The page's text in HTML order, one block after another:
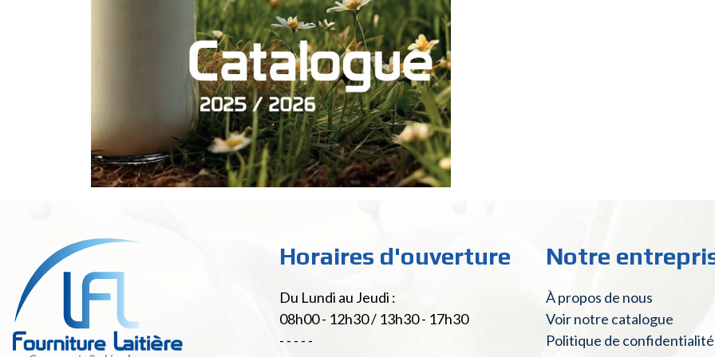
Horaires d'ouverture
Du Lundi au Jeudi :
08h00 - 12h30 / 13h30 - 17h30
- - - - -
Notre
À propos de nous
Voir notre catalogue
Politique de confidentialité